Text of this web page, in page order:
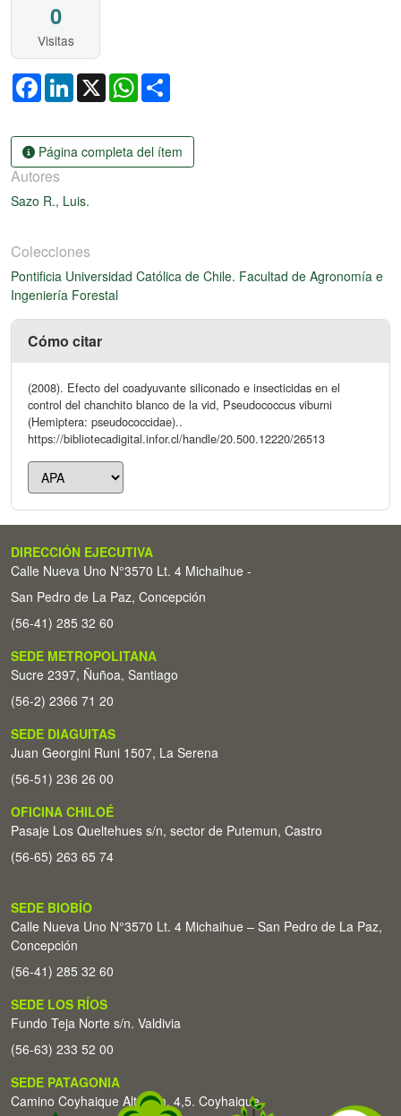
0
Visitas
FacebookLinkedIn
X WhatsApp
Página completa del ítem
Autores
Sazo R., Luis.
Colecciones
Pontificia Universidad Católica de Chile. Facultad de Agronomía e
Ingeniería Forestal
Cómo citar
(2008). Efecto del coadyuvante siliconado e insecticidas en el
control del chanchito blanco de la vid, Pseudococcus viburni
(Hemiptera: pseudococcidae)..
https://bibliotecadigital.infor.cl/handle/20.500.12220/26513
DIRECCIÓN EJECUTIVA
Calle Nueva Uno N°3570 Lt. 4 Michaihue -
San Pedro de La Paz, Concepción
(56-41) 285 32 60
SEDE METROPOLITANA
Sucre 2397, Ñuñoa, Santiago
(56-2) 2366 71 20
SEDE DIAGUITAS
Juan Georgini Runi 1507, La Serena
(56-51) 236 26 00
OFICINA CHILOÉ
Pasaje Los Queltehues s/n, sector de Putemun, Castro
(56-65) 263 65 74
SEDE BIOBÍO
Calle Nueva Uno N°3570 Lt. 4 Michaihue – San Pedro de La Paz,
Concepción
(56-41) 285 32 60
SEDE LOS RÍOS
Fundo Teja Norte s/n. Valdivia
(56-63) 233 52 00
SEDE PATAGONIA
Camino Coyhaique Alto Km. 4,5. Coyhaique